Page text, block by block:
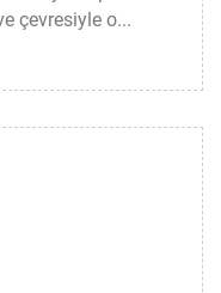
çevresiyle o...